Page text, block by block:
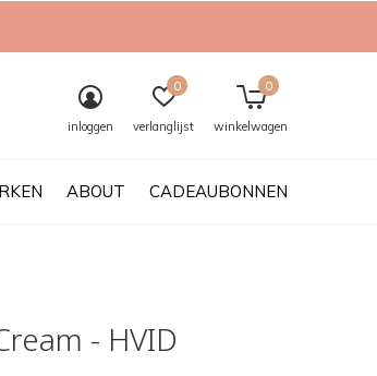
ABOUT CADEAUBONNEN
inloggen verlanglijst
0
winkelwagen
0
- HVID